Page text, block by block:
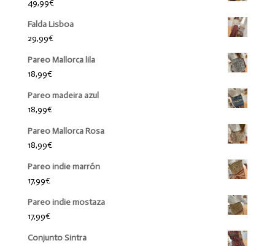
49,99€
Falda Lisboa
29,99€
Pareo Mallorca lila
18,99€
Pareo madeira azul
18,99€
Pareo Mallorca Rosa
18,99€
Pareo indie marrón
17,99€
Pareo indie mostaza
17,99€
Conjunto Sintra